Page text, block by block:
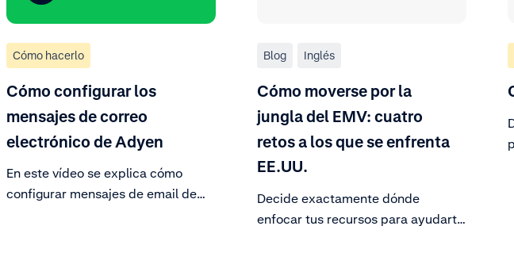
Cómo hacerlo
Cómo configurar los
mensajes de correo
electrónico de Adyen
En este vídeo se explica cómo
configurar mensajes de email de
Blog Inglés
Cómo moverse por la
jungla del EMV: cuatro
retos a los que se enfrenta
EE.UU.
Decide exactamente dónde
enfocar tus recursos para ayudarte